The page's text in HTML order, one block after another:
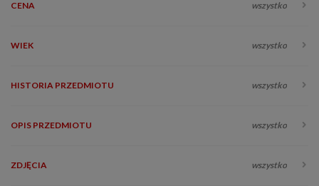
CENA wszystko
WIEK wszystko
HISTORIA PRZEDMIOTU wszystko
OPIS PRZEDMIOTU wszystko
ZDJĘCIA wszystko